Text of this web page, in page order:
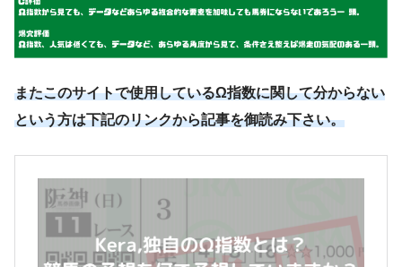
またこのサイトで使用しているΩ指数に関して分からない
という方は下記のリンクから記事を御読み下さい。